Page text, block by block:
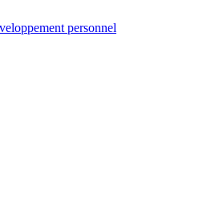
personnel